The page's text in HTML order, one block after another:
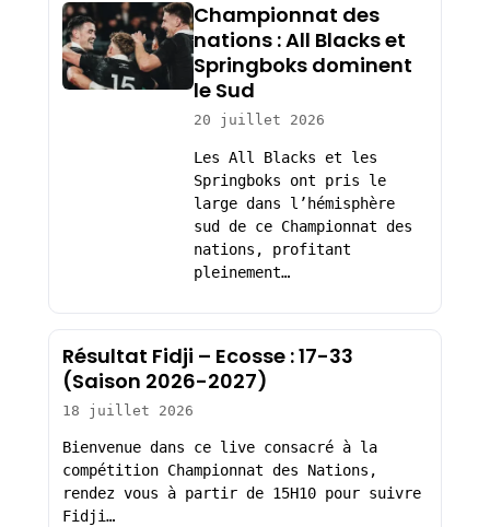
Championnat des
nations : All Blacks et
Springboks dominent
le Sud
20 juillet 2026
Les All Blacks et les
Springboks ont pris le
large dans l’hémisphère
sud de ce Championnat des
nations, profitant
pleinement…
Résultat Fidji – Ecosse : 17-33
(Saison 2026-2027)
18 juillet 2026
Bienvenue dans ce live consacré à la
compétition Championnat des Nations,
rendez vous à partir de 15H10 pour suivre
Fidji…